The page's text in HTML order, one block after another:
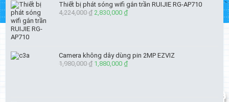
Thiết bị phát sóng wifi gắn trần RUIJIE RG-AP710
4,224,000₫ Giá
2,830,000 ₫Giá
Camera không dây dùng pin 2MP EZVIZ
1,980,000₫ Giá
1,880,000 ₫Giá